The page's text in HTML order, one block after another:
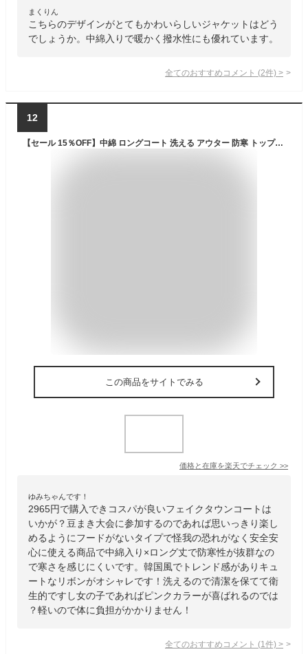
まくりん
こちらのデザインがとてもかわいらしいジャケットはどう
でしょうか。中綿入りで暖かく撥水性にも優れています。
全てのおすすめコメント (2件) >
12
【セール 15％OFF】中綿 ロングコート 洗える アウター 防寒 トップス 無地 シンプル 女の子 女児 ガールズ 冬物 韓国 子供服 子ども服 ベビー キッズ ジュニア 子供 こども 韓国子供服 フードなし ジャケット フォーマル リボン かわいい おしゃれ 暖かい フェイクダウン
この商品をサイトでみる
価格と在庫を楽天でチェック >>
ゆみちゃんです！
2965円で購入できコスパが良いフェイクタウンコートは
いかが？豆まき大会に参加するのであれば思いっきり楽し
めるようにフードがないタイプで怪我の恐れがなく安全安
心に使える商品で中綿入り×ロング丈で防寒性が抜群なの
で寒さを感じにくいです。韓国風でトレンド感がありキュ
ートなリボンがオシャレです！洗えるので清潔を保てて衛
生的ですし女の子であればピンクカラーが喜ばれるのでは
？軽いので体に負担がかかりません！
全てのおすすめコメント (1 件) >